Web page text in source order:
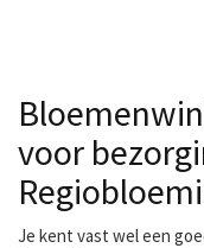
voor
Je kent vast wel een